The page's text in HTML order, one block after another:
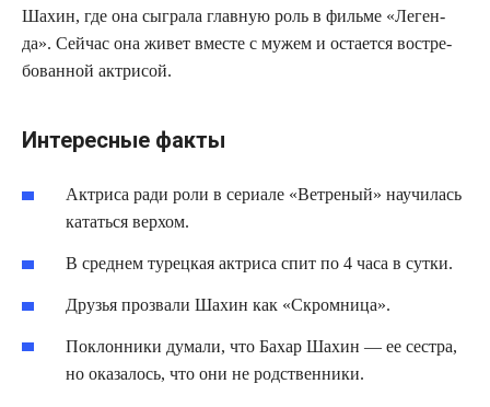
Шахин, где она сыг­ра­ла глав­ную роль в филь­ме «Леген­
да». Сей­час она живет вме­сте с мужем и оста­ет­ся вос­тре­
бо­ван­ной актрисой.
Интересные факты
Актри­са ради роли в сери­а­ле «Вет­ре­ный» научи­лась
катать­ся верхом.
В сред­нем турец­кая актри­са спит по 4 часа в сутки.
Дру­зья про­зва­ли Шахин как «Скром­ни­ца».
Поклон­ни­ки дума­ли, что Бахар Шахин — ее сест­ра,
но ока­за­лось, что они не родственники.